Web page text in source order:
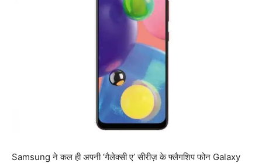
Samsung ने कल ही अपनी ‘गैलेक्सी ए’ सीरीज़ के फ्लैगशिप फोन Galaxy